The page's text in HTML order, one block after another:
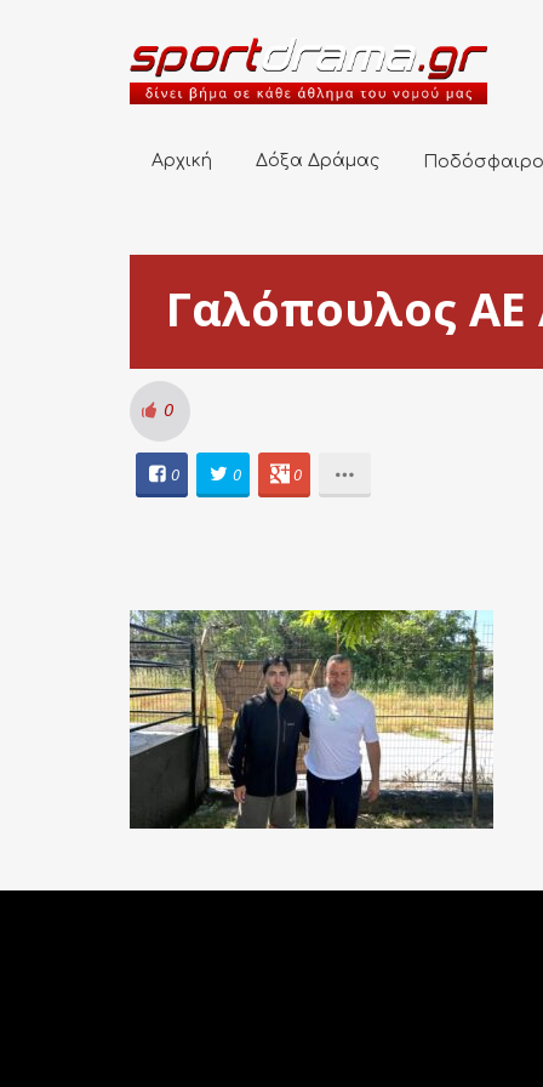
Αρχική Δόξα Δράμας Ποδόσφαιρο
Γαλόπουλος
0
0 0 0